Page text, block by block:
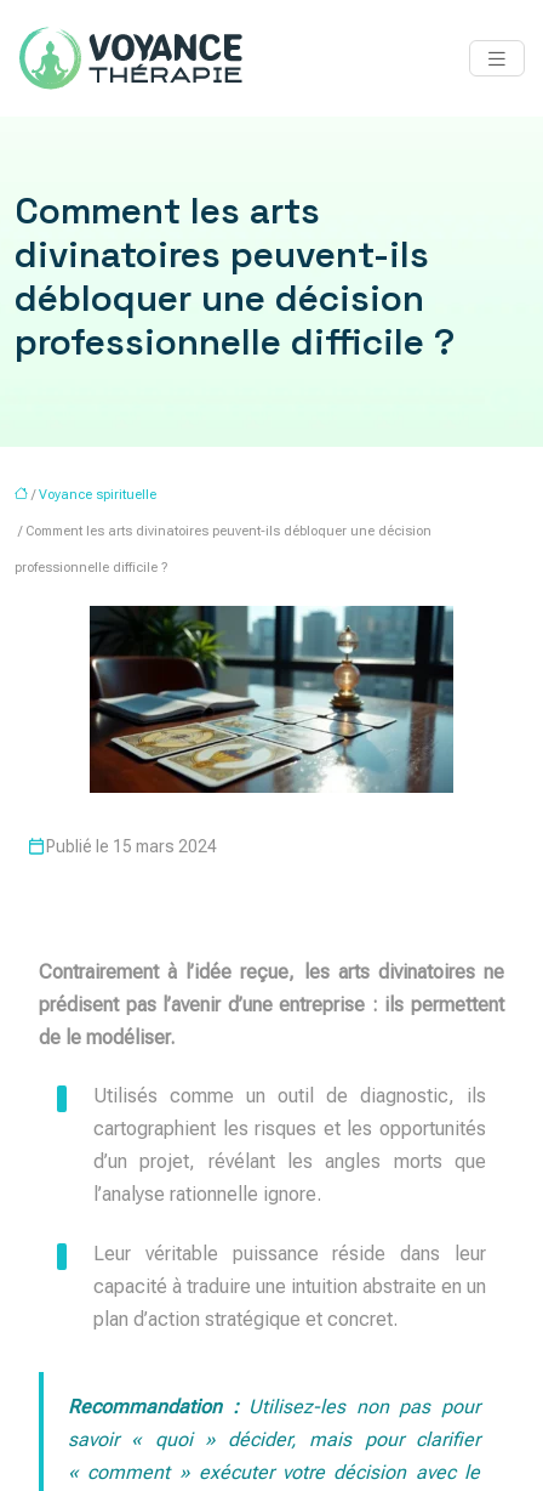
Comment les arts
divinatoires peuvent-ils
débloquer une décision
professionnelle difficile ?
/Voyance spirituelle
/ Comment les arts divinatoires peuvent-ils débloquer une décision
professionnelle difficile ?
Publié le 15 mars 2024
Contrairement à l’idée reçue, les arts divinatoires ne
prédisent pas l’avenir d’une entreprise : ils permettent
de le modéliser.
Utilisés comme un outil de diagnostic, ils
cartographient les risques et les opportunités
d’un projet, révélant les angles morts que
l’analyse rationnelle ignore.
Leur véritable puissance réside dans leur
capacité à traduire une intuition abstraite en un
plan d’action stratégique et concret.
Recommandation :Utilisez-les non pas pour
savoir « quoi » décider, mais pour clarifier
« comment » exécuter votre décision avec le